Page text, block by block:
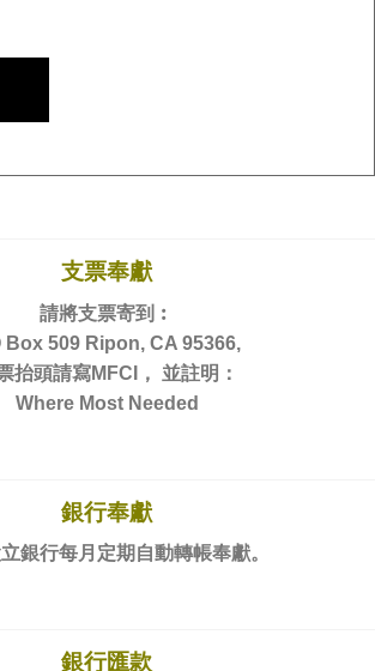
支票奉獻
請將支票寄到︰
Box 509 Ripon, CA 95366,
抬頭請寫MFCI， 並註明：
Where Most Needed
銀行奉獻
銀行每月定期自動轉帳奉獻。
銀行匯款